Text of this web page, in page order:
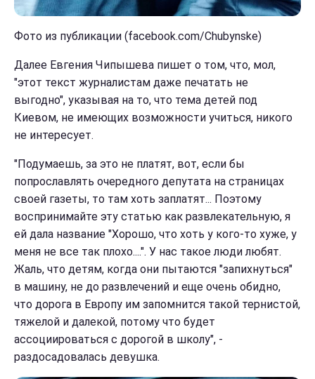
Фото из публикации (facebook.com/Chubynske)
Далее Евгения Чипышева пишет о том, что, мол,
"этот текст журналистам даже печатать не
выгодно", указывая на то, что тема детей под
Киевом, не имеющих возможности учиться, никого
не интересует.
"Подумаешь, за это не платят, вот, если бы
попрославлять очередного депутата на страницах
своей газеты, то там хоть заплатят... Поэтому
воспринимайте эту статью как развлекательную, я
ей дала название "Хорошо, что хоть у кого-то хуже, у
меня не все так плохо....". У нас такое люди любят.
Жаль, что детям, когда они пытаются "запихнуться"
в машину, не до развлечений и еще очень обидно,
что дорога в Европу им запомнится такой тернистой,
тяжелой и далекой, потому что будет
ассоциироваться с дорогой в школу", -
раздосадовалась девушка.